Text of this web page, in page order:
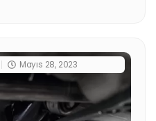
Mayıs 28, 2023